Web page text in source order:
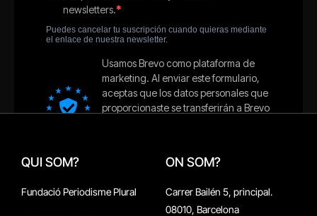
QUI SOM?
Fundació Periodisme Plural
ON SOM?
Carrer Bailén 5, principal.
08010, Barcelona